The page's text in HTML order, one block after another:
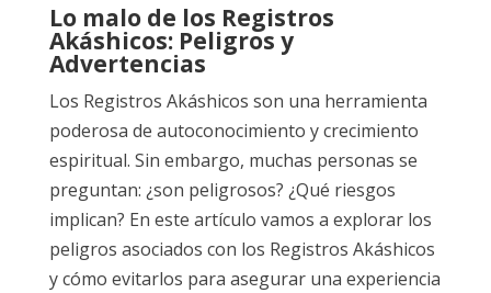
Lo malo de los Registros
Akáshicos: Peligros y
Advertencias
Los Registros Akáshicos son una herramienta
poderosa de autoconocimiento y crecimiento
espiritual. Sin embargo, muchas personas se
preguntan: ¿son peligrosos? ¿Qué riesgos
implican? En este artículo vamos a explorar los
peligros asociados con los Registros Akáshicos
y cómo evitarlos para asegurar una experiencia